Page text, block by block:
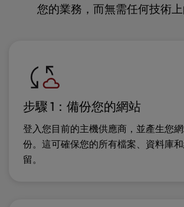
您的業務，而無需任何技術上
步驟 1：備份您的網站
登入您目前的主機供應商，並產生您
份。這可確保您的所有檔案、資料庫
留。